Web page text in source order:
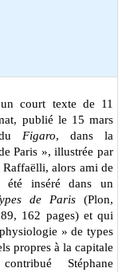
court texte de 11
publié le 15 mars
duFigaro, dans la
Paris », illustrée par
Raffaëlli, alors ami de
inséré dans un
de Paris (Plon,
162 pages) et qui
» de types
propres à la capitale
Stéphane